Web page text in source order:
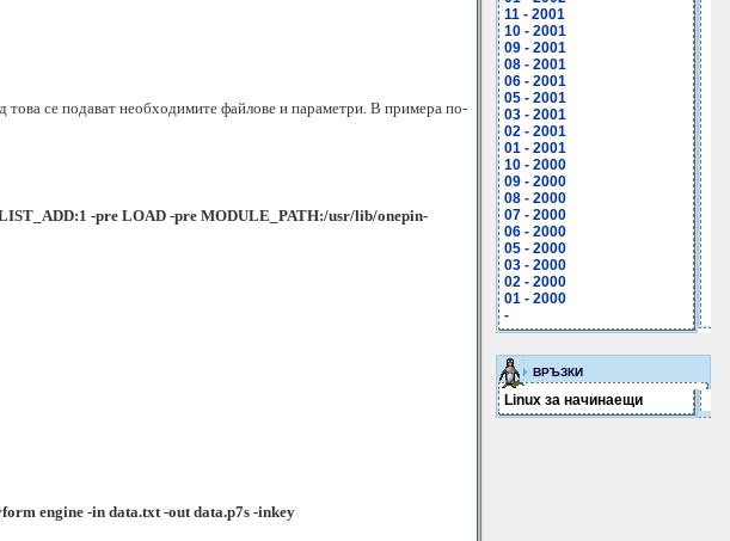
се подават необходимите файлове и параметри. В примера по-
-pre LOAD -pre MODULE_PATH:/usr/lib/onepin-
engine -in data.txt -out data.p7s -inkey
11 - 2001
10 - 2001
09 - 2001
08 - 2001
06 - 2001
05 - 2001
03 - 2001
02 - 2001
01 - 2001
10 - 2000
09 - 2000
08 - 2000
07 - 2000
06 - 2000
05 - 2000
03 - 2000
02 - 2000
01 - 2000
-
ВРЪЗКИ
Linux за начинаещи